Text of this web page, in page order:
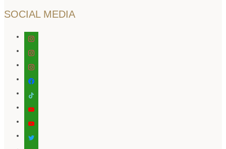
SOCIAL MEDIA
instagram
facebook